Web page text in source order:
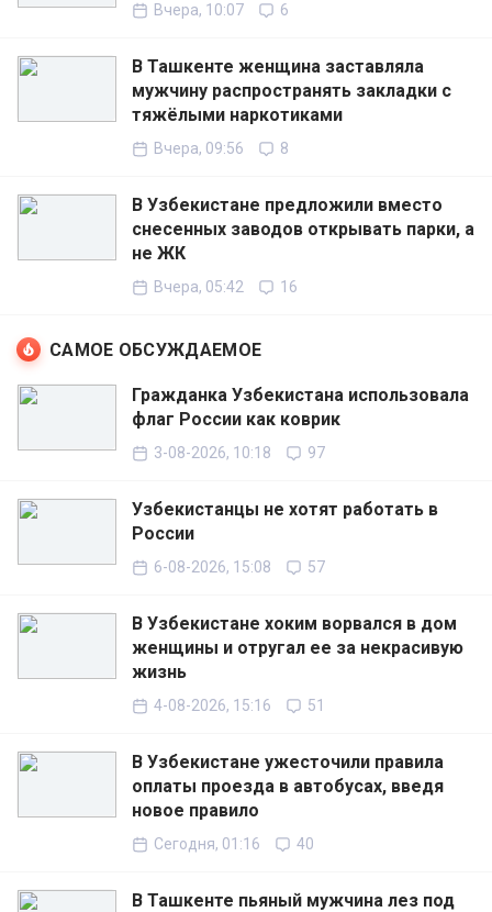
Вчера, 10:07 6
В Ташкенте женщина заставляла
мужчину распространять закладки с
тяжёлыми наркотиками
Вчера, 09:56 8
В Узбекистане предложили вместо
снесенных заводов открывать парки, а
не ЖК
Вчера, 05:42 16
САМОЕ ОБСУЖДАЕМОЕ
Гражданка Узбекистана использовала
флаг России как коврик
3-08-2026, 10:18 97
Узбекистанцы не хотят работать в
России
6-08-2026, 15:08 57
В Узбекистане хоким ворвался в дом
женщины и отругал ее за некрасивую
жизнь
4-08-2026, 15:16 51
В Узбекистане ужесточили правила
оплаты проезда в автобусах, введя
новое правило
Сегодня, 01:16 40
В Ташкенте пьяный мужчина лез под